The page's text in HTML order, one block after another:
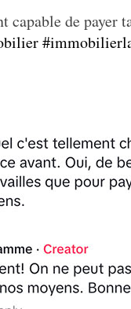
capable de payer